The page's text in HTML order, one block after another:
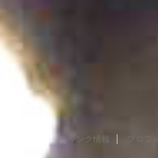
リンク情報 プロフ